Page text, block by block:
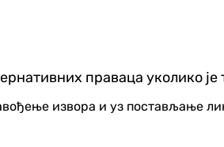
праваца уколико је
извора и уз постављање